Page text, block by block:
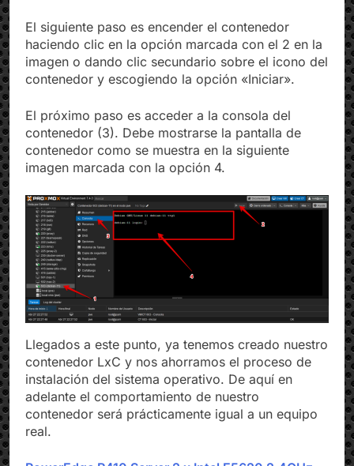
El siguiente paso es encender el contenedor
haciendo clic en la opción marcada con el 2 en la
imagen o dando clic secundario sobre el icono del
contenedor y escogiendo la opción «Iniciar».
El próximo paso es acceder a la consola del
contenedor (3). Debe mostrarse la pantalla de
contenedor como se muestra en la siguiente
imagen marcada con la opción 4.
Llegados a este punto, ya tenemos creado nuestro
contenedor LxC y nos ahorramos el proceso de
instalación del sistema operativo. De aquí en
adelante el comportamiento de nuestro
contenedor será prácticamente igual a un equipo
real.